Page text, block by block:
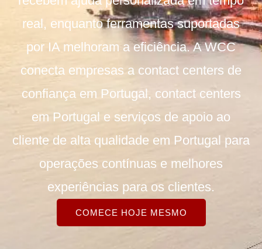
real, enquanto ferramentas suportadas
por IA melhoram a eficiência. A WCC
conecta empresas a contact centers de
confiança em Portugal, contact centers
em Portugal e serviços de apoio ao
cliente de alta qualidade em Portugal para
operações contínuas e melhores
experiências para os clientes.
COMECE HOJE MESMO